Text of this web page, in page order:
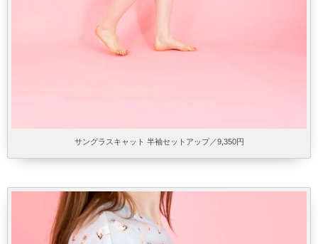
サングラスキャット 半袖セットアップ／9,350円